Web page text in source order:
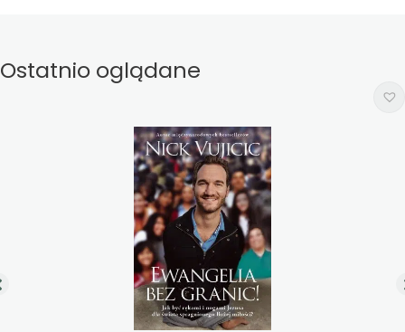
Ostatnio oglądane